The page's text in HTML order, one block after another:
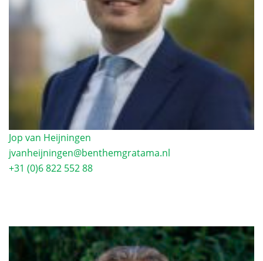
Jop van Heijningen
jvanheijningen@benthemgratama.nl
+31 (0)6 822 552 88